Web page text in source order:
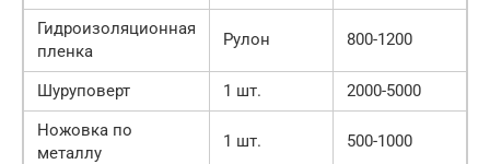
Гидроизоляционная
пленка
Рулон 800-1200
Шуруповерт 1 шт.
2000-5000
Ножовка по
металлу
1 шт. 500-1000